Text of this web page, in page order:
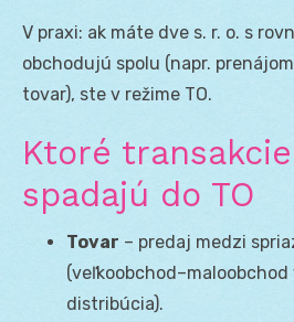
V praxi: ak máte dve s. r. o. s
obchodujú spolu (napr.
tovar), ste v režime TO.
Ktoré
spadajú do TO
Tovar – predaj medzi
distribúcia).